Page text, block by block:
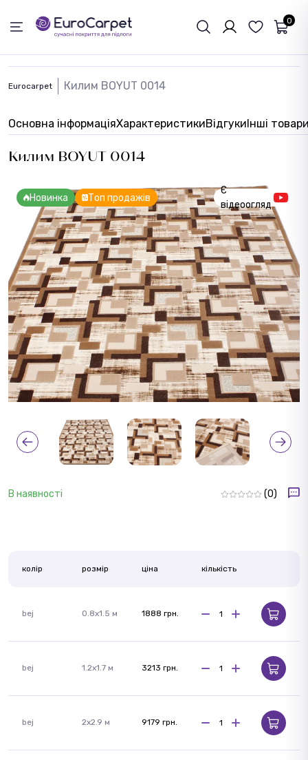
0
Eurocarpet Килим BOYUT 0014
Основна інформаціяХарактеристикиВідгукиІнші
Килим BOYUT 0014
Новинка Топ продажів
Є
відеоогляд
В наявності (0)
колір розмір ціна кількість
bej 0.8x1.5 м 1888 грн.
bej 1.2x1.7 м 3213 грн.
bej 2x2.9 м 9179 грн.
ЗВОРОТНІЙ ЗВЯЗОК